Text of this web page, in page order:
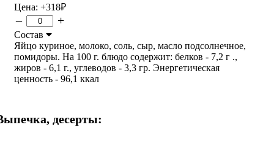
Цена: +318₽
– +
Состав
Яйцо куриное, молоко, соль, сыр, масло подсолнечное,
помидоры. На 100 г. блюдо содержит: белков - 7,2 г .,
жиров - 6,1 г., углеводов - 3,3 гр. Энергетическая
ценность - 96,1 ккал
десерты: